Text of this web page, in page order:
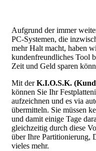
Aufgrund der immer
PC-Systemen, die
mehr Halt macht, haben
kundenfreundliches Tool
Zeit und Geld sparen
Mit derK.I.O.S.K.
können Sie Ihr
aufzeichnen und es via
übermitteln. Sie müssen
und damit einige Tage
gleichzeitig durch diese
über Ihre Partitionierung,
vieles mehr.